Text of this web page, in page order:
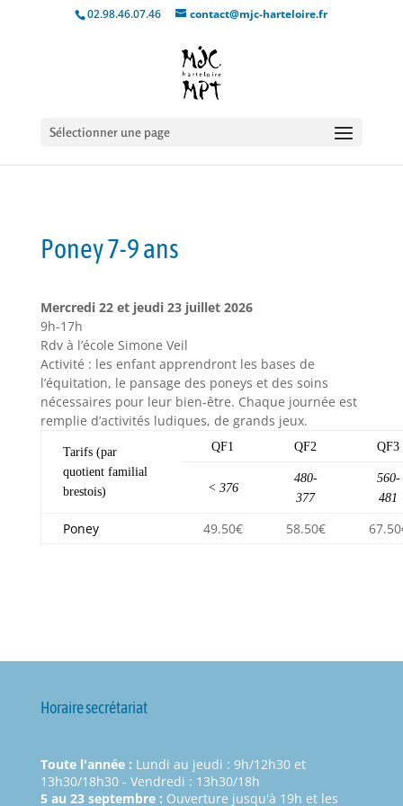
02.98.46.07.46 contact@mjc-harteloire.fr
Sélectionner une page
Poney 7-9 ans
Mercredi 22 et jeudi 23 juillet 2026
9h-17h
Rdv à l’école Simone Veil
Activité : les enfant apprendront les bases de
l’équitation, le pansage des poneys et des soins
nécessaires pour leur bien-être. Chaque journée est
remplie d’activités ludiques, de grands jeux.
Tarifs (par
quotient familial
brestois)
QF1 QF2 QF3
< 376
480-
377
560-
481
Poney 49.50€ 58.50€
Horaire secrétariat
Toute l'année : Lundi au jeudi : 9h/12h30 et
13h30/18h30 - Vendredi : 13h30/18h
5 au 23 septembre : Ouverture jusqu'à 19h et les